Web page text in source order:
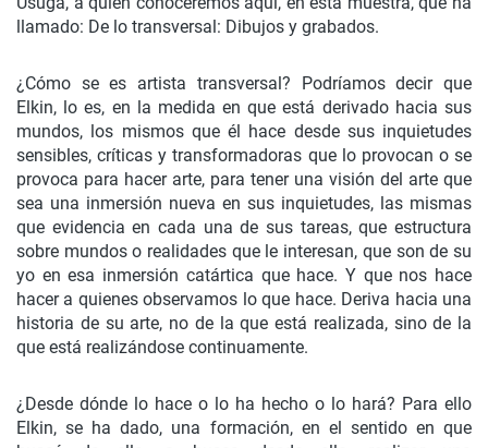
llamado: De lo transversal: Dibujos y grabados.
¿Cómo se es artista transversal? Podríamos decir que
Elkin, lo es, en la medida en que está derivado hacia sus
mundos, los mismos que él hace desde sus inquietudes
sensibles, críticas y transformadoras que lo provocan o se
provoca para hacer arte, para tener una visión del arte que
sea una inmersión nueva en sus inquietudes, las mismas
que evidencia en cada una de sus tareas, que estructura
sobre mundos o realidades que le interesan, que son de su
yo en esa inmersión catártica que hace. Y que nos hace
hacer a quienes observamos lo que hace. Deriva hacia una
historia de su arte, no de la que está realizada, sino de la
que está realizándose continuamente.
¿Desde dónde lo hace o lo ha hecho o lo hará? Para ello
Elkin, se ha dado, una formación, en el sentido en que